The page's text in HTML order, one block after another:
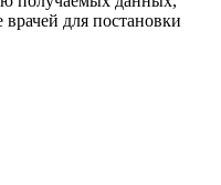
для постановки